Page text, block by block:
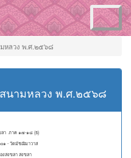
Toggle
navigation
หลวง พ.ศ.๒๕๖๘
นามหลวง พ.ศ.๒๕๖๘
ลา ภาค ๑๗-๑๘ (ธ)
๑ - วัดมัชฌิมาวาส
งสงขลา สงขลา